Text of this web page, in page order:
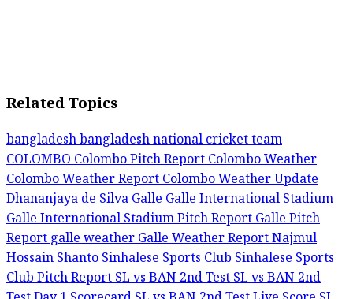
Related Topics
bangladeshbangladesh national cricket team
COLOMBOColombo Pitch ReportColombo Weather
Colombo Weather ReportColombo Weather Update
Dhananjaya de SilvaGalleGalle International Stadium
Galle International Stadium Pitch ReportGalle Pitch
Reportgalle weatherGalle Weather ReportNajmul
Hossain ShantoSinhalese Sports ClubSinhalese Sports
Club Pitch ReportSL vs BAN 2nd TestSL vs BAN 2nd